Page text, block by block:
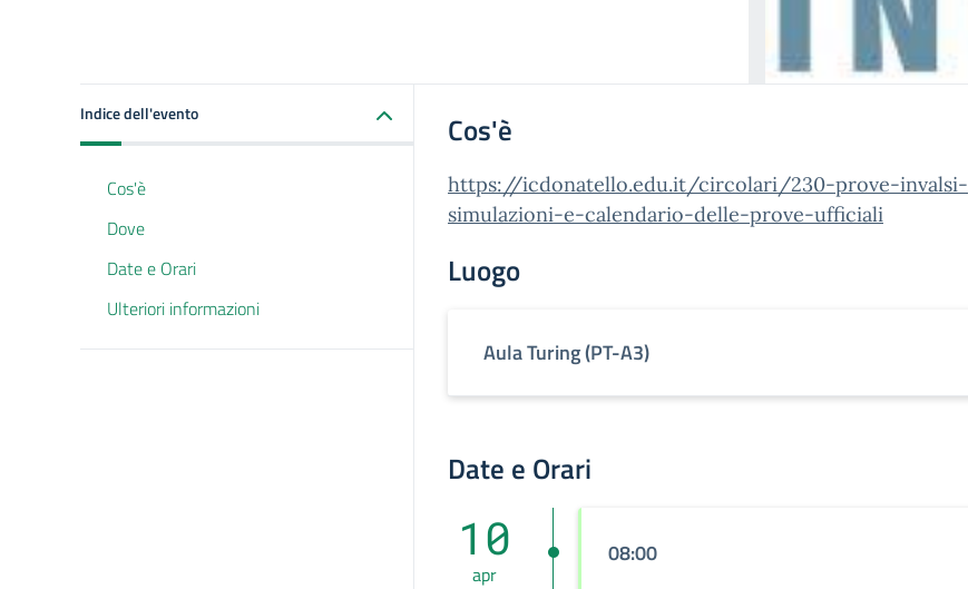
Indice dell'evento
Cos'è
Dove
Date e Orari
Ulteriori informazioni
Cos'è
https://icdonatello.edu.it/circolari/230-prove-invalsi-
simulazioni-e-calendario-delle-prove-ufficiali
Luogo
Aula Turing (PT-A3)
Date e Orari
10
apr
08:00